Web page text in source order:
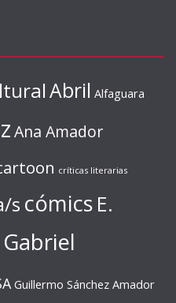
Abril Alfaguara
Ana Amador
críticas literarias
s cómics E.
Gabriel
Guillermo Sánchez Amador